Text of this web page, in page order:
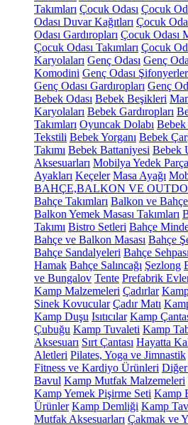
Takımları Çocuk Odası Çocuk
Odası Duvar Kağıtları Çocuk
Odası Gardıropları Çocuk Odası
Çocuk Odası Takımları Çocuk
Karyolaları Genç Odası Genç
Komodini Genç Odası
Genç Odası Gardıropları Genç
Bebek Odası Bebek Beşikleri
Karyolaları Bebek Gardıropları
Takımları Oyuncak Dolabı
Tekstili Bebek Yorganı Bebek
Takımı Bebek Battaniyesi Bebek
Aksesuarları Mobilya Yedek
Ayakları Keçeler Masa Ayağı
BAHÇE,BALKON VE
Bahçe Takımları Balkon ve
Balkon Yemek Masası Takımları
Takımı Bistro Setleri Bahçe
Bahçe ve Balkon Masası Bahçe
Bahçe Sandalyeleri Bahçe Sehpası
Hamak Bahçe Salıncağı Şezlong
ve Bungalov Tente Prefabrik
Kamp Malzemeleri Çadırlar
Sinek Kovucular Çadır Matı
Kamp Duşu Isıtıcılar Kamp
Çubuğu Kamp Tuvaleti Kamp
Aksesuarı Sırt Çantası Hayatta
Aletleri Pilates, Yoga ve Jimnastik
Fitness ve Kardiyo Ürünleri
Bavul Kamp Mutfak Malzemeleri
Kamp Yemek Pişirme Seti Kamp
Ürünler Kamp Demliği Kamp
Mutfak Aksesuarları Çakmak ve